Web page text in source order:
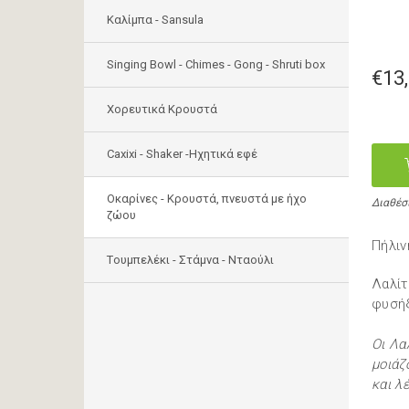
Καλίμπα - Sansula
Singing Bowl - Chimes - Gong - Shruti box
Χορευτικά Κρουστά
Caxixi - Shaker -Ηχητικά εφέ
Οκαρίνες - Κρουστά, πνευστά με ήχο
ζώου
Tουμπελέκι - Στάμνα - Νταούλι
Οι
και